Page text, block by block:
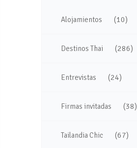
Alojamientos (10)
Destinos Thai (286)
Entrevistas (24)
Firmas invitadas (38)
Tailandia Chic (67)